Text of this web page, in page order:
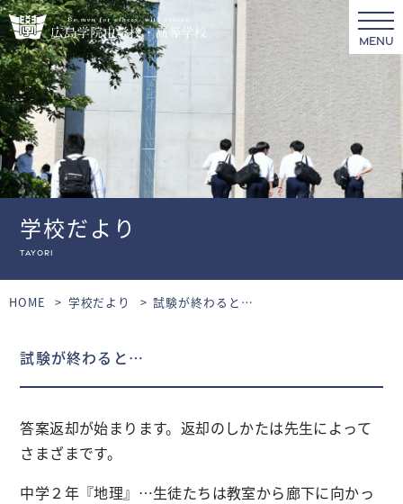
MENU
学校だより
tayori
HOME 学校だより 試験が終わると…
試験が終わると…
答案返却が始まります。返却のしかたは先生によって
さまざまです。
中学２年『地理』…生徒たちは教室から廊下に向かっ